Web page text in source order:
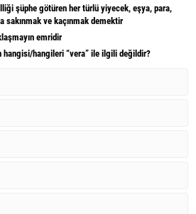
şüphe götüren her türlü yiyecek, eşya, para,
sakınmak ve kaçınmak demektir
emridir
hangisi/hangileri “vera” ile ilgili değildir?